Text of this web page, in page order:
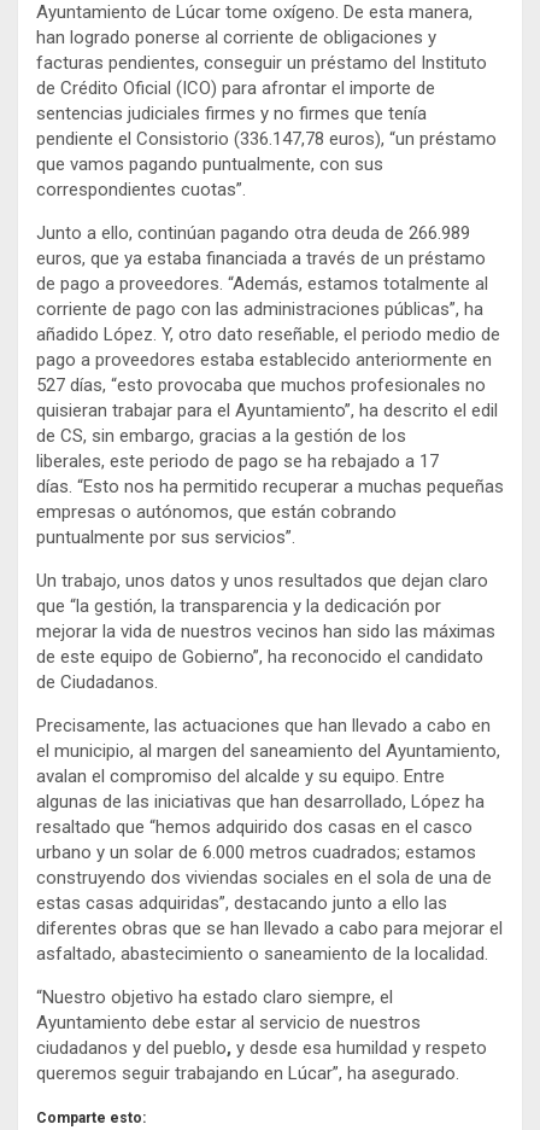
Ayuntamiento de Lúcar tome oxígeno. De esta manera,
han logrado ponerse al corriente de obligaciones y
facturas pendientes, conseguir un préstamo del Instituto
de Crédito Oficial (ICO) para afrontar el importe de
sentencias judiciales firmes y no firmes que tenía
pendiente el Consistorio (336.147,78 euros), “un préstamo
que vamos pagando puntualmente, con sus
correspondientes cuotas”.
Junto a ello, continúan pagando otra deuda de 266.989
euros, que ya estaba financiada a través de un préstamo
de pago a proveedores. “Además, estamos totalmente al
corriente de pago con las administraciones públicas”, ha
añadido López. Y, otro dato reseñable, el periodo medio de
pago a proveedores estaba establecido anteriormente en
527 días, “esto provocaba que muchos profesionales no
quisieran trabajar para el Ayuntamiento”, ha descrito el edil
de CS, sin embargo, gracias a la gestión de los
liberales, este periodo de pago se ha rebajado a 17
días. “Esto nos ha permitido recuperar a muchas pequeñas
empresas o autónomos, que están cobrando
puntualmente por sus servicios”.
Un trabajo, unos datos y unos resultados que dejan claro
que “la gestión, la transparencia y la dedicación por
mejorar la vida de nuestros vecinos han sido las máximas
de este equipo de Gobierno”, ha reconocido el candidato
de Ciudadanos.
Precisamente, las actuaciones que han llevado a cabo en
el municipio, al margen del saneamiento del Ayuntamiento,
avalan el compromiso del alcalde y su equipo. Entre
algunas de las iniciativas que han desarrollado, López ha
resaltado que “hemos adquirido dos casas en el casco
urbano y un solar de 6.000 metros cuadrados; estamos
construyendo dos viviendas sociales en el sola de una de
estas casas adquiridas”, destacando junto a ello las
diferentes obras que se han llevado a cabo para mejorar el
asfaltado, abastecimiento o saneamiento de la localidad.
“Nuestro objetivo ha estado claro siempre, el
Ayuntamiento debe estar al servicio de nuestros
ciudadanos y del pueblo, y desde esa humildad y respeto
queremos seguir trabajando en Lúcar”, ha asegurado.
Comparte esto: